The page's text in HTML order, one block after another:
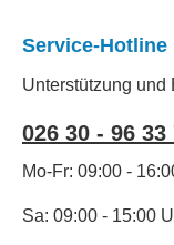
Service-Hotline
Unterstützung und
026 30 - 96 33
Mo-Fr: 09:00 -
Sa: 09:00 - 15:00